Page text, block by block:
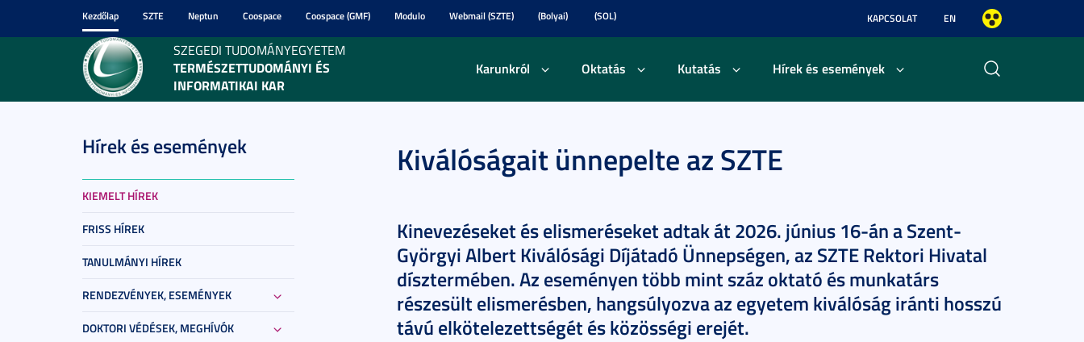
Kezdőlap SZTE Neptun Coospace Coospace (GMF) Modulo Webmail (SZTE) (Bolyai) (SOL) KAPCSOLAT EN
SZEGEDI TUDOMÁNYEGYETEM
TERMÉSZETTUDOMÁNYI ÉS
INFORMATIKAI KAR
Karunkról Oktatás Kutatás Hírek és események
Hírek és események
KIEMELT HÍREK
FRISS HÍREK
TANULMÁNYI HÍREK
RENDEZVÉNYEK, ESEMÉNYEK
DOKTORI VÉDÉSEK, MEGHÍVÓK
Kiválóságait ünnepelte az SZTE
Kinevezéseket és elismeréseket adtak át 2026. június 16-án a Szent-
Györgyi Albert Kiválósági Díjátadó Ünnepségen, az SZTE Rektori Hivatal
dísztermében. Az eseményen több mint száz oktató és munkatárs
részesült elismerésben, hangsúlyozva az egyetem kiválóság iránti hosszú
távú elkötelezettségét és közösségi erejét.